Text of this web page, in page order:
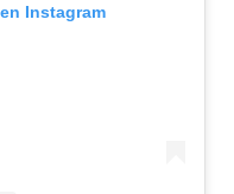
Instagram